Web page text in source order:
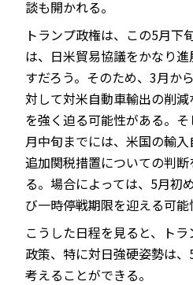
談も開かれる。
トランプ政権は、この5月下
は、日米貿易協議をかなり
すだろう。そのため、3月か
対して対米自動車輸出の削
を強く迫る可能性がある。
月中旬までには、米国の輸
追加関税措置についての判
る。場合によっては、5月初
び一時停戦期限を迎える可能
こうした日程を見ると、ト
政策、特に対日強硬姿勢は
考えることができる。